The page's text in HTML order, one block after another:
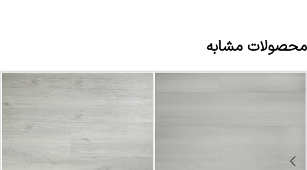
محصولات مشابه